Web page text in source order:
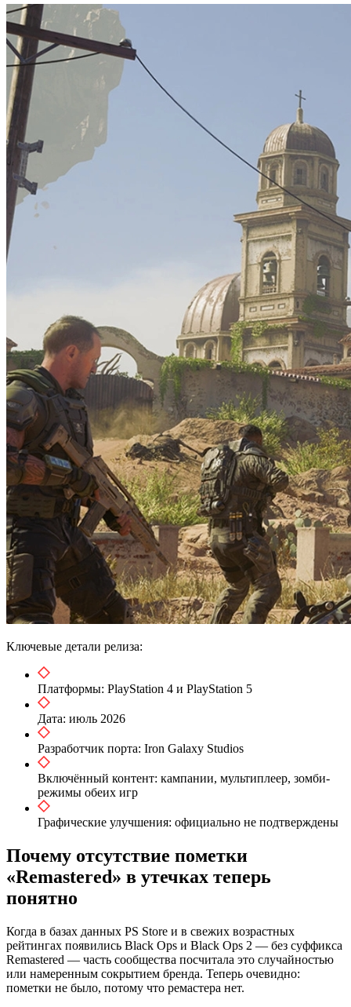
Ключевые детали релиза:
Платформы: PlayStation 4 и PlayStation 5
Дата: июль 2026
Разработчик порта: Iron Galaxy Studios
Включённый контент: кампании, мультиплеер, зомби-
режимы обеих игр
Графические улучшения: официально не подтверждены
Почему отсутствие пометки
«Remastered» в утечках теперь
понятно
Когда в базах данных PS Store и в свежих возрастных
рейтингах появились Black Ops и Black Ops 2 — без суффикса
Remastered — часть сообщества посчитала это случайностью
или намеренным сокрытием бренда. Теперь очевидно:
пометки не было, потому что ремастера нет.